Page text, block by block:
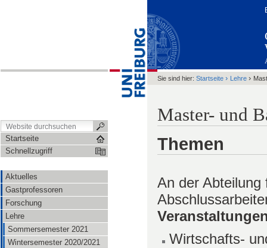
Startseite
Schnellzugriff
Aktuelles
Gastprofessoren
Forschung
Lehre
Sommersemester 2021
Wintersemester 2020/2021
Sie sind hier: Startseite › Lehre ›
Master- und
Themen
An der
Wirtschafts-